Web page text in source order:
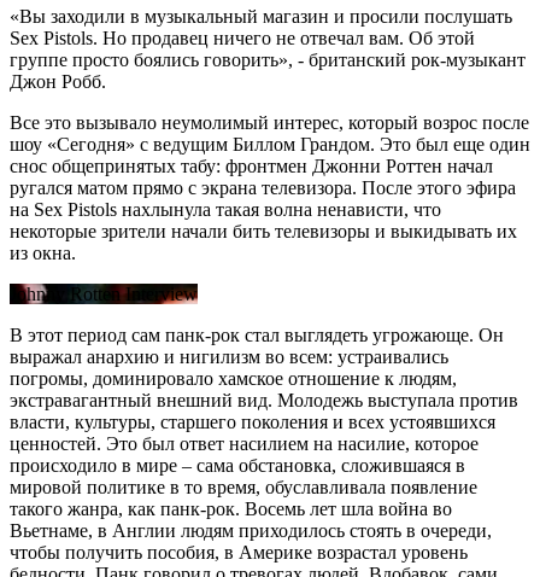
«Вы заходили в музыкальный магазин и просили послушать
Sex Pistols. Но продавец ничего не отвечал вам. Об этой
группе просто боялись говорить», - британский рок-музыкант
Джон Робб.
Все это вызывало неумолимый интерес, который возрос после
шоу «Сегодня» с ведущим Биллом Грандом. Это был еще один
снос общепринятых табу: фронтмен Джонни Роттен начал
ругался матом прямо с экрана телевизора. После этого эфира
на Sex Pistols нахлынула такая волна ненависти, что
некоторые зрители начали бить телевизоры и выкидывать их
из окна.
Johnny Rotten Interview
В этот период сам панк-рок стал выглядеть угрожающе. Он
выражал анархию и нигилизм во всем: устраивались
погромы, доминировало хамское отношение к людям,
экстравагантный внешний вид. Молодежь выступала против
власти, культуры, старшего поколения и всех устоявшихся
ценностей. Это был ответ насилием на насилие, которое
происходило в мире – сама обстановка, сложившаяся в
мировой политике в то время, обуславливала появление
такого жанра, как панк-рок. Восемь лет шла война во
Вьетнаме, в Англии людям приходилось стоять в очереди,
чтобы получить пособия, в Америке возрастал уровень